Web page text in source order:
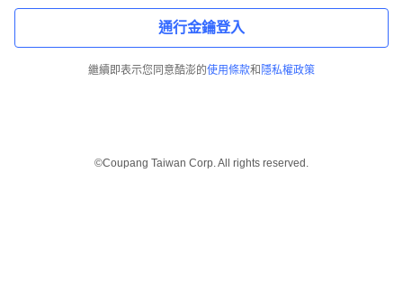
通行金鑰登入
繼續即表示您同意酷澎的使用條款和 隱私權政策
©Coupang Taiwan Corp. All rights reserved.